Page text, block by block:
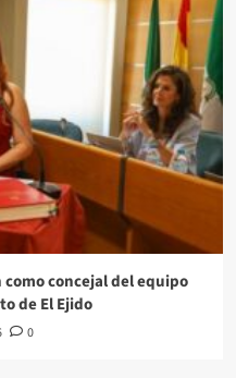
como concejal del equipo
de El Ejido
0